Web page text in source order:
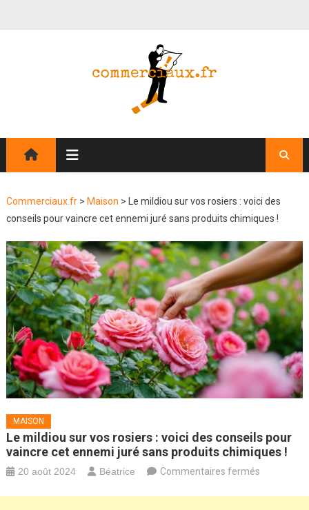
Commerciaux.fr> Maison >
Le mildiou sur vos rosiers : voici des
conseils pour vaincre cet ennemi juré sans produits chimiques !
MAISON
Le mildiou sur vos rosiers : voici des conseils pour
vaincre cet ennemi juré sans produits chimiques !
20 août 2024 Béatrice Commentaires ferméssur